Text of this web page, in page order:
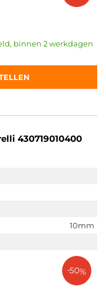
binnen 2 werkdagen
430719010400
10mm
-50%